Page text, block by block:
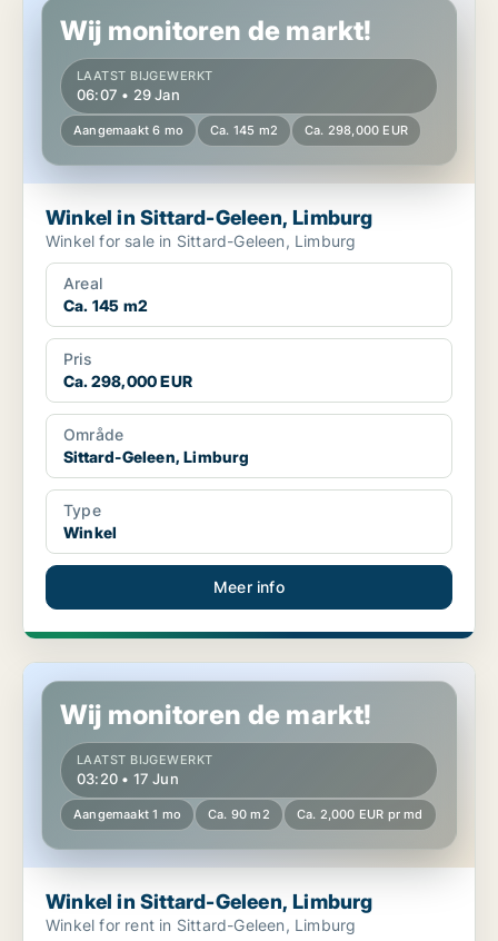
Wij monitoren de markt!
LAATST BIJGEWERKT
06:07 • 29 Jan
Aangemaakt 6 mo Ca. 145 m2 Ca. 298,000 EUR
Winkel in Sittard-Geleen, Limburg
Winkel for sale in Sittard-Geleen, Limburg
Areal
Ca. 145 m2
Pris
Ca. 298,000 EUR
Område
Sittard-Geleen, Limburg
Type
Winkel
Meer info
Winkel in Sittard-Geleen, Limburg
Wij monitoren de markt!
LAATST BIJGEWERKT
03:20 • 17 Jun
Aangemaakt 1 mo Ca. 90 m2 Ca. 2,000 EUR pr md
Winkel in Sittard-Geleen, Limburg
Winkel for rent in Sittard-Geleen, Limburg